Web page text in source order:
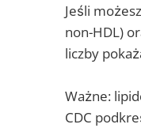
Jeśli
non-HDL)
liczby
Ważne:
CDC